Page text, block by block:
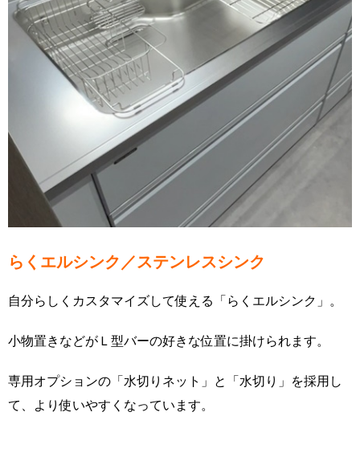
らくエルシンク／ステンレスシンク
自分らしくカスタマイズして使える「らくエルシンク」。
小物置きなどがＬ型バーの好きな位置に掛けられます。
専用オプションの「水切りネット」と「水切り」を採用し
て、より使いやすくなっています。